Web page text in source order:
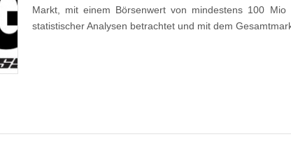
Markt, mit einem Börsenwert von mindestens 100
statistischer Analysen betrachtet und mit dem